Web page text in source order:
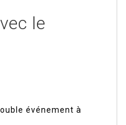
le
événement à